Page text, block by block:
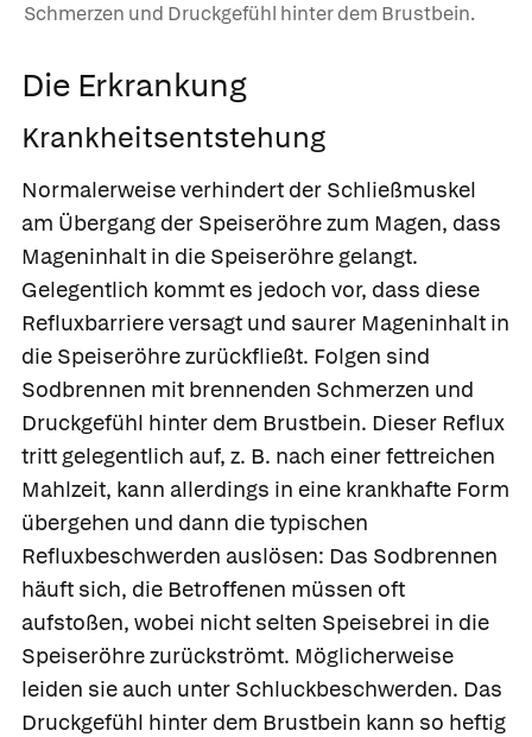
Schmerzen und Druckgefühl hinter dem Brustbein.
Die Erkrankung
Krankheitsentstehung
Normalerweise verhindert der Schließmuskel
am Übergang der Speiseröhre zum Magen, dass
Mageninhalt in die Speiseröhre gelangt.
Gelegentlich kommt es jedoch vor, dass diese
Refluxbarriere versagt und saurer Mageninhalt in
die Speiseröhre zurückfließt. Folgen sind
Sodbrennen mit brennenden Schmerzen und
Druckgefühl hinter dem Brustbein. Dieser Reflux
tritt gelegentlich auf, z. B. nach einer fettreichen
Mahlzeit, kann allerdings in eine krankhafte Form
übergehen und dann die typischen
Refluxbeschwerden auslösen: Das Sodbrennen
häuft sich, die Betroffenen müssen oft
aufstoßen, wobei nicht selten Speisebrei in die
Speiseröhre zurückströmt. Möglicherweise
leiden sie auch unter Schluckbeschwerden. Das
Druckgefühl hinter dem Brustbein kann so heftig